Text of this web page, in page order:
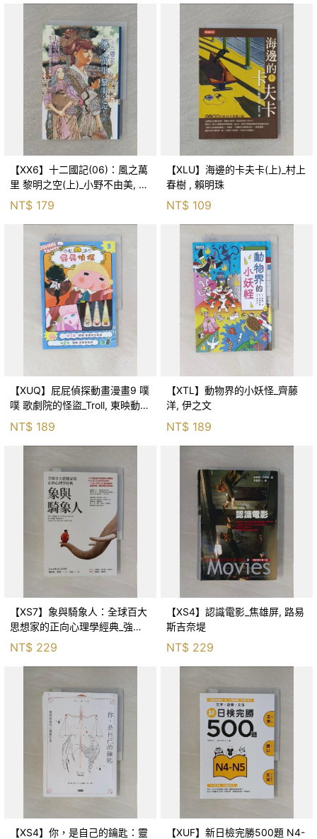
【XX6】十二國記(06)：風之萬
里 黎明之空(上)_小野不由美, 王
蘊潔
NT$ 179
【XLU】海邊的卡夫卡(上)_村上
春樹 , 賴明珠
NT$ 109
【XUQ】屁屁偵探動畫漫畫9 噗
噗 歌劇院的怪盜_Troll, 東映動畫
株式會社, 張東君
NT$ 189
【XTL】動物界的小妖怪_齊藤
洋, 伊之文
NT$ 189
【XS7】象與騎象人：全球百大
思想家的正向心理學經典_強納
森．海德, 李靜瑤
NT$ 229
【XS4】認識電影_焦雄屏, 路易
斯吉奈堤
NT$ 229
【XS4】你，是自己的鑰匙：靈
【XUF】新日檢完勝500題 N4-